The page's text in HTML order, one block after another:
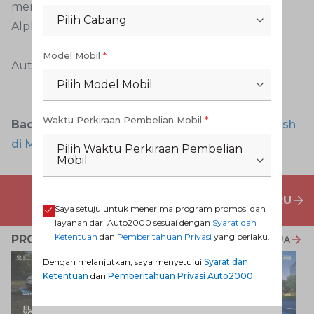
menemukan kaca film terbaik untuk Toyota
Alphard bekas.
Auto2000 Digiroom
Baca Juga: Merawat Kaca Film Mobil Toyota Rush
di Musim Hujan
PENAWARAN MOBIL BARU
PROMO TERKAIT LIHAT SEMUA
Pilih Cabang
Model Mobil *
Pilih Model Mobil
Waktu Perkiraan Pembelian Mobil *
Pilih Waktu Perkiraan Pembelian
Mobil
Saya setuju untuk menerima program promosi dan
layanan dari Auto2000 sesuai dengan Syarat dan
Ketentuan dan Pemberitahuan Privasi yang berlaku.
Dengan melanjutkan, saya menyetujui Syarat dan
Ketentuan dan Pemberitahuan Privasi Auto2000